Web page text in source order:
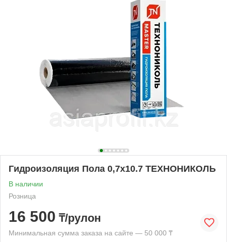
Гидроизоляция Пола 0,7х10.7 ТЕХНОНИКОЛЬ
В наличии
Розница
16 500 ₸/рулон
Минимальная сумма заказа на сайте — 50 000 ₸